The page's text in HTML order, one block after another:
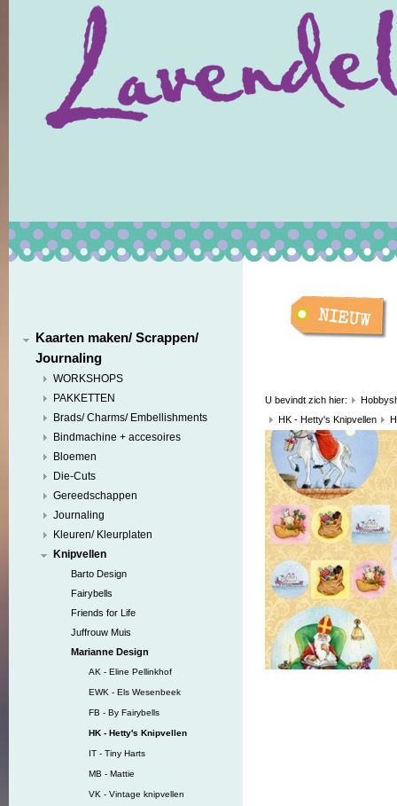
Kaarten maken/ Scrappen/
Journaling
WORKSHOPS
PAKKETTEN
Brads/ Charms/ Embellishments
Bindmachine + accesoires
Bloemen
Die-Cuts
Gereedschappen
Journaling
Kleuren/ Kleurplaten
Knipvellen
Barto Design
Fairybells
Friends for Life
Juffrouw Muis
Marianne Design
AK - Eline Pellinkhof
EWK - Els Wesenbeek
FB - By Fairybells
HK - Hetty's Knipvellen
IT - Tiny Harts
MB - Mattie
VK - Vintage knipvellen
U bevindt zich hier:
HK - Hetty's Knipvellen